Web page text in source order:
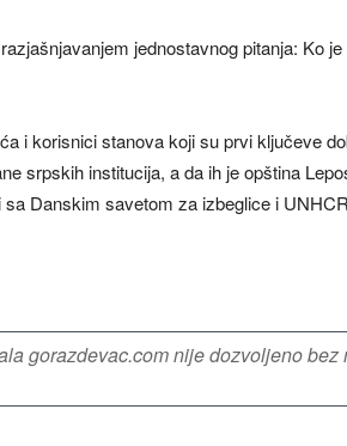
jednostavnog pitanja: Ko
i korisnici stanova koji su prvi ključeve
srpskih institucija, a da ih je opština
Danskim savetom za izbeglice i
gorazdevac.com nije dozvoljeno